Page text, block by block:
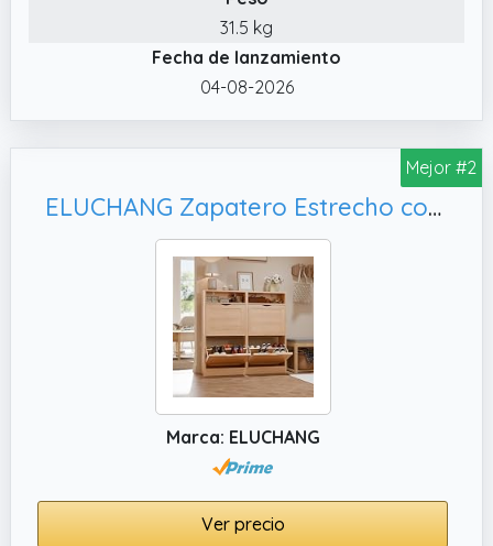
31.5 kg
Fecha de lanzamiento
04-08-2026
Mejor #2
ELUCHANG Zapatero Estrecho con 4 Puertas / 8 Estantes & Compartimentos Abiertos, 100x24x100cm
Marca: ELUCHANG
Ver precio